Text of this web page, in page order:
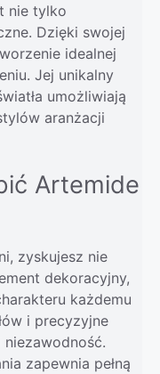
nie tylko
Dzięki swojej
idealnej
Jej unikalny
umożliwiają
aranżacji
Artemide
zyskujesz nie
dekoracyjny,
każdemu
i precyzyjne
zapewnia pełną